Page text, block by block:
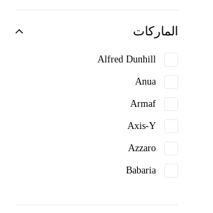
الماركات
Alfred Dunhill
Anua
Armaf
Axis-Y
Azzaro
Babaria